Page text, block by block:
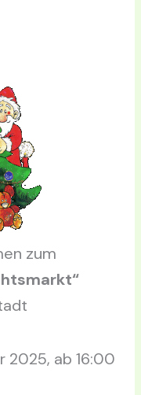
zum
2025, ab 16:00